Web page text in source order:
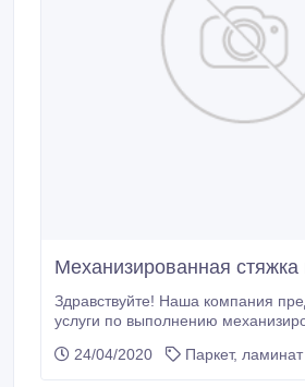
Механизированная стяжка
Здравствуйте! Наша компания
услуги по выполнению
ПРЕИМУЩЕСТВА СТЯЖКИ: 1.
24/04/2020 Паркет, ламинат